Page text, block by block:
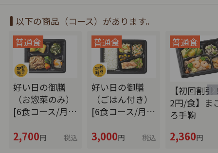
以下の商品（コース）があります。
好い日の御膳
（お惣菜のみ）
[6食コース/月…
2,700円 税込
好い日の御膳
（ごはん付き）
[6食コース/月…
3,000円 税込
【初回割引
2円/食】ま
ろ手鞠
2,360円